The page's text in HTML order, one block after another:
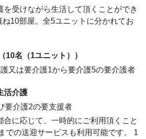
を受けながら生活して頂くことができ
ね10部屋。全5ユニットに分かれてお
10名（1ユニット））
又は要介護1から要介護5の要介護者
活介護
要介護2の要支援者
合に応じて、一時的にご利用頂くこと
での送迎サービスも利用可能です。 1